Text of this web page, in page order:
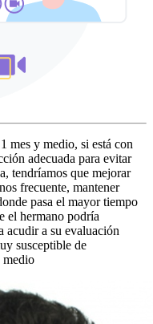
mes y medio, si está con
adecuada para evitar
tendríamos que mejorar
frecuente, mantener
pasa el mayor tiempo
el hermano podría
acudir a su evaluación
susceptible de
medio